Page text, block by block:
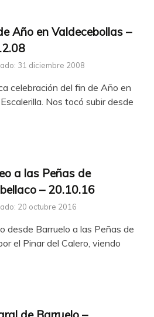
Año en Valdecebollas –
31 diciembre 2008
celebración del fin de Año en
Nos tocó subir desde
a las Peñas de
– 20.10.16
20 octubre 2016
desde Barruelo a las Peñas de
el Pinar del Calero, viendo